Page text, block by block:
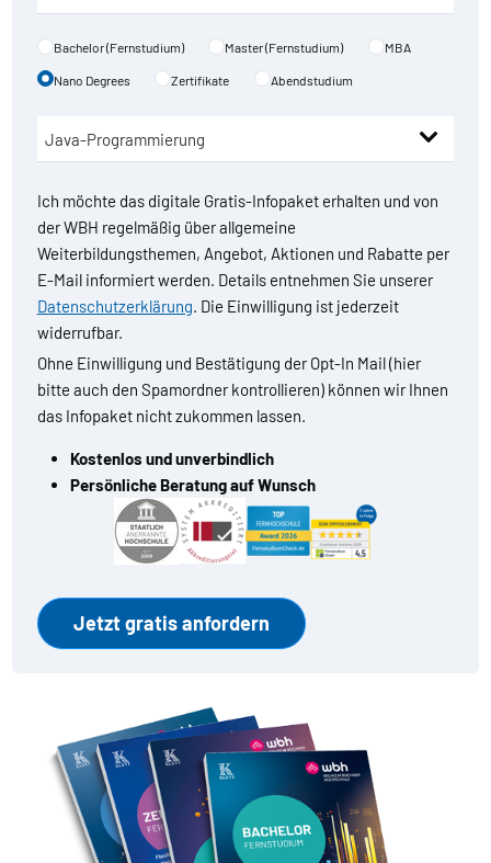
Bachelor (Fernstudium) Master (Fernstudium) MBA
Nano Degrees Zertifikate Abendstudium
Ich möchte das digitale Gratis-Infopaket erhalten und von
der WBH regelmäßig über allgemeine
Weiterbildungsthemen, Angebot, Aktionen und Rabatte per
E-Mail informiert werden. Details entnehmen Sie unserer
Datenschutzerklärung. Die Einwilligung ist jederzeit
widerrufbar.
Ohne Einwilligung und Bestätigung der Opt-In Mail (hier
bitte auch den Spamordner kontrollieren) können wir Ihnen
das Infopaket nicht zukommen lassen.
Kostenlos und unverbindlich
Persönliche Beratung auf Wunsch